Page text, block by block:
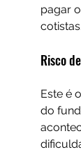
pagar
cotistas.
Risco
Este é
do